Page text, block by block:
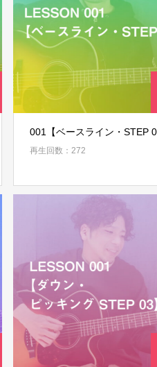
001【ベースライン・STEP
再生回数：272
会